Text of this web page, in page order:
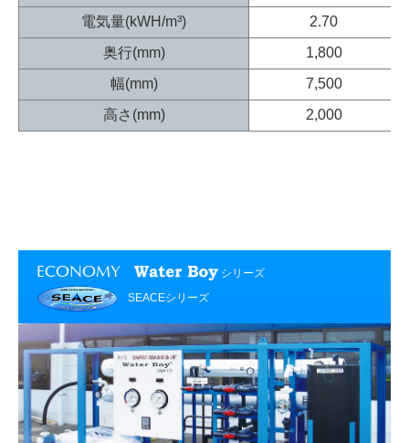
電気量(kWH/m³)
2.70
奥行(mm)
1,800
幅(mm)
7,500
高さ(mm)
2,000
ECONOMY
シリーズ
SEACEシリーズ